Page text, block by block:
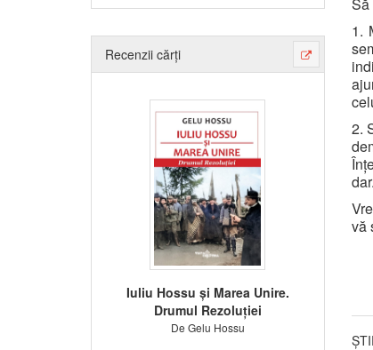
Recenzii cărți
Iuliu Hossu și Marea Unire.
Drumul Rezoluției
De Gelu Hossu
1.
2.
vă